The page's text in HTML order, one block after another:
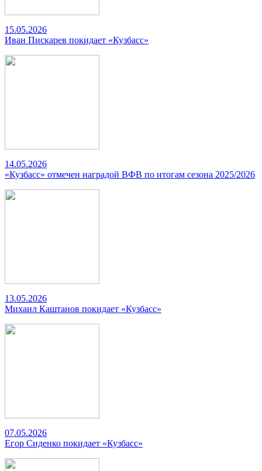
15.05.2026
Иван Пискарев покидает «Кузбасс»
14.05.2026
«Кузбасс» отмечен наградой ВФВ по итогам сезона 2025/2026
13.05.2026
Михаил Каштанов покидает «Кузбасс»
07.05.2026
Егор Сиденко покидает «Кузбасс»